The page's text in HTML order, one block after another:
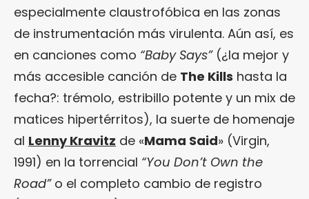
especialmente claustrofóbica en las zonas
de instrumentación más virulenta. Aún así, es
en canciones como “Baby Says” (¿la mejor y
más accesible canción de The Kills hasta la
fecha?: trémolo, estribillo potente y un mix de
matices hipertérritos), la suerte de homenaje
al Lenny Kravitz de «Mama Said» (Virgin,
1991) en la torrencial “You Don’t Own the
Road”o el completo cambio de registro